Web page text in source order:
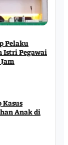
Pelaku
Istri Pegawai
Anak di